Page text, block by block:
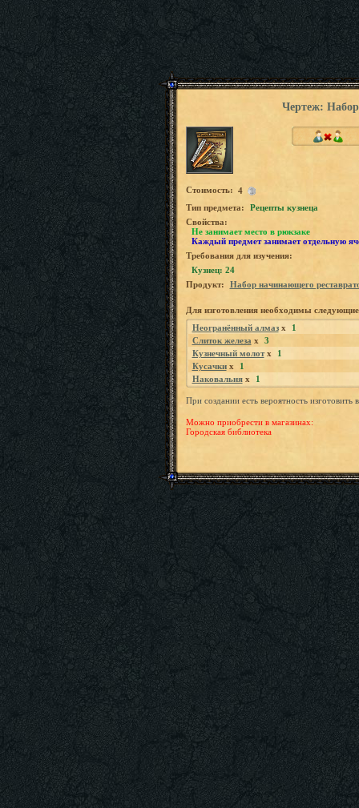
Чертеж:
Стоимость: 4
Tип предмета:
Рецепты кузнеца
Свойства:
Не занимает место в рюкзаке
Каждый предмет занимает отдельную
Требования для изучения:
Кузнец: 24
Продукт:
Набор начинающего
Для изготовления необходимы
Неогранённый алмазx
1
Слиток железа x
3
Кузнечный молотx
1
Кусачкиx
1
Наковальняx 1
При создании есть вероятность
Можно приобрести в магазинах:
Городская библиотека